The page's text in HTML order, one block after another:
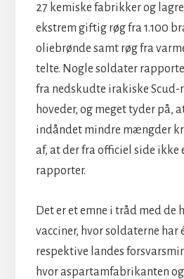
27 kemiske fabrikker og
ekstrem giftig røg fra 1.100
oliebrønde samt røg fra
telte. Nogle soldater
fra nedskudte irakiske Scud-
hoveder, og meget tyder på,
indåndet mindre mængder
af, at der fra officiel side ikke
rapporter.
Det er et emne i tråd med de
vacciner, hvor soldaterne har
respektive landes
hvor aspartamfabrikanten og